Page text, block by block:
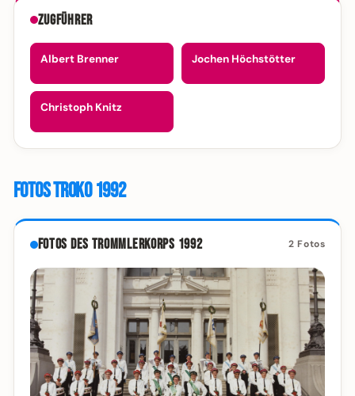
Zugführer
Albert Brenner Jochen Höchstötter
Christoph Knitz
Fotos Troko 1992
Fotos des Trommlerkorps 1992 2 Fotos